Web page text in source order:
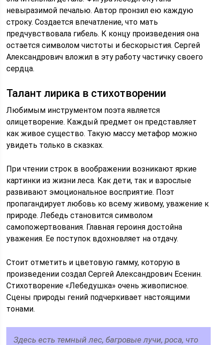
невыразимой печалью. Автор пронзил ею каждую
строку. Создается впечатление, что мать
предчувствовала гибель. К концу произведения она
остается символом чистоты и бескорыстия. Сергей
Александрович вложил в эту работу частичку своего
сердца.
Талант лирика в стихотворении
Любимым инструментом поэта является
олицетворение. Каждый предмет он представляет
как живое существо. Такую массу метафор можно
увидеть только в сказках.
При чтении строк в воображении возникают яркие
картинки из жизни леса. Как дети, так и взрослые
развивают эмоциональное восприятие. Поэт
пропагандирует любовь ко всему живому, уважение к
природе. Лебедь становится символом
самопожертвования. Главная героиня достойна
уважения. Ее поступок вдохновляет на отдачу.
Стоит отметить и цветовую гамму, которую в
произведении создал Сергей Александрович Есенин.
Стихотворение «Лебедушка» очень живописное.
Сцены природы гений подчеркивает настоящими
тонами.
Здесь есть темный лес, багровые лучи, роса, что